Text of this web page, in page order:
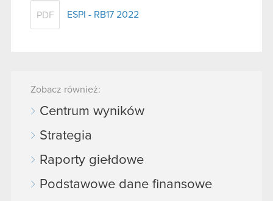
PDF ESPI - RB17 2022
Zobacz również:
Centrum wyników
Strategia
Raporty giełdowe
Podstawowe dane finansowe